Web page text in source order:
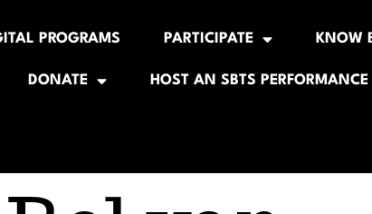
PROGRAMS PARTICIPATE KNOW
DONATE HOST AN SBTS PERFORMANCE